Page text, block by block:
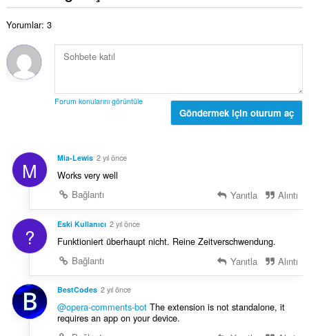
ıs
ı
s
o
y
y
:
Yorumlar: 3
Forum konularını görüntüle
Göndermek için oturum aç
M Mia-Lewis 2 yıl önce
Works very well
Bağlantı
Yanıtla Alıntı
? Eski Kullanıcı 2 yıl önce
Funktioniert überhaupt nicht. Reine Zeitverschwendung.
Bağlantı
Yanıtla Alıntı
BestCodes 2 yıl önce
@opera-comments-botThe extension is not standalone, it
requires an app on your device.